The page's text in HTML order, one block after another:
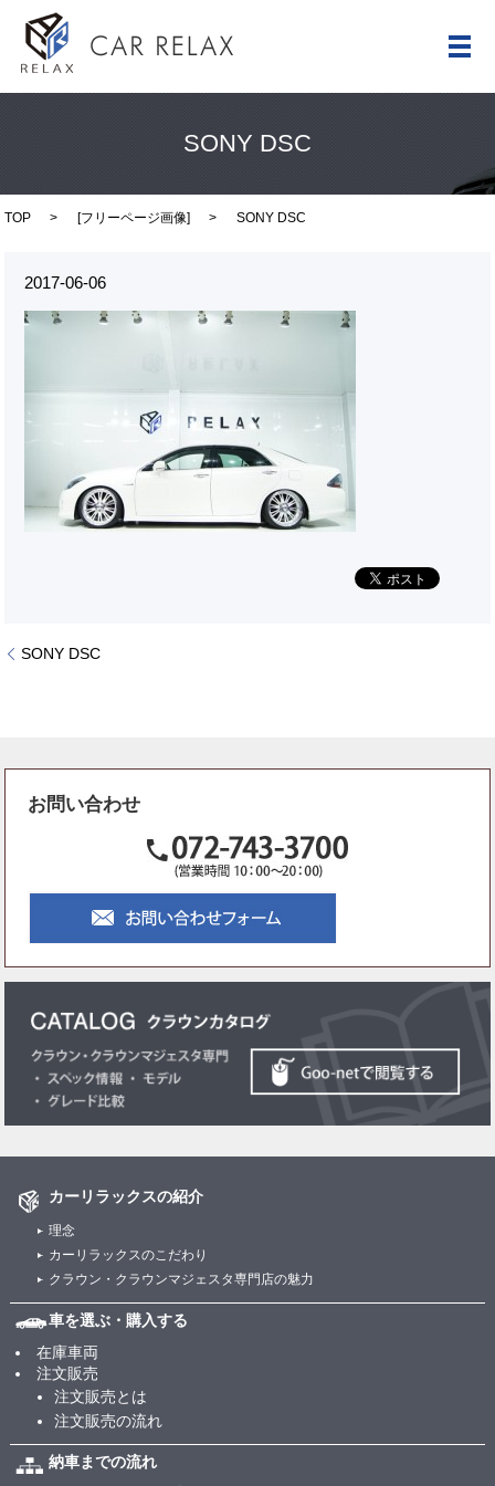
メ
SONY DSC
TOP [フリーページ画像] SONY DSC
2017-06-06
SONY DSC
お問い合わせ
カーリラックスの紹介
理念
カーリラックスのこだわり
クラウン・クラウンマジェスタ専門店の魅力
車を選ぶ・購入する
在庫車両
注文販売
注文販売とは
注文販売の流れ
納車までの流れ